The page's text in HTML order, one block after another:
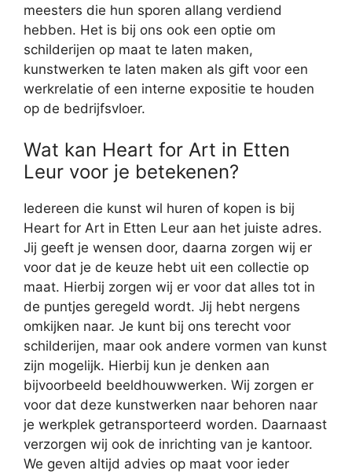
meesters die hun sporen allang verdiend
hebben. Het is bij ons ook een optie om
schilderijen op maat te laten maken,
kunstwerken te laten maken als gift voor een
werkrelatie of een interne expositie te houden
op de bedrijfsvloer.
Wat kan Heart for Art in Etten
Leur voor je betekenen?
Iedereen die kunst wil huren of kopen is bij
Heart for Art in Etten Leur aan het juiste adres.
Jij geeft je wensen door, daarna zorgen wij er
voor dat je de keuze hebt uit een collectie op
maat. Hierbij zorgen wij er voor dat alles tot in
de puntjes geregeld wordt. Jij hebt nergens
omkijken naar. Je kunt bij ons terecht voor
schilderijen, maar ook andere vormen van kunst
zijn mogelijk. Hierbij kun je denken aan
bijvoorbeeld beeldhouwwerken. Wij zorgen er
voor dat deze kunstwerken naar behoren naar
je werkplek getransporteerd worden. Daarnaast
verzorgen wij ook de inrichting van je kantoor.
We geven altijd advies op maat voor ieder